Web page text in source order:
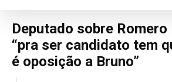
Deputado sobre Romero
“pra ser candidato tem
é oposição a Bruno”